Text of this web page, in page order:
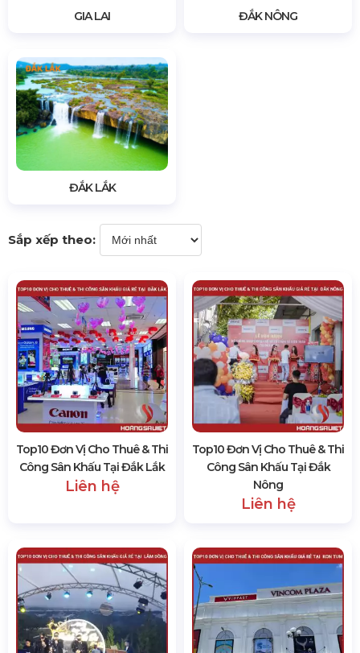
GIA LAI ĐẮK NÔNG
ĐẮK LẮK
Sắp xếp theo:
Top10 Đơn Vị Cho Thuê & Thi
Công Sân Khấu Tại Đắk Lắk
Liên hệ
Top10 Đơn Vị Cho Thuê & Thi
Công Sân Khấu Tại Đắk
Nông
Liên hệ